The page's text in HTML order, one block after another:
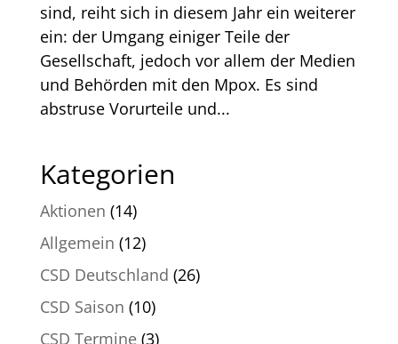
sind, reiht sich in diesem Jahr ein weiterer
ein: der Umgang einiger Teile der
Gesellschaft, jedoch vor allem der Medien
und Behörden mit den Mpox. Es sind
abstruse Vorurteile und...
Kategorien
Aktionen (14)
Allgemein (12)
CSD Deutschland (26)
CSD Saison (10)
CSD Termine(3)